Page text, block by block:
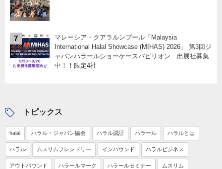
7
マレーシア・クアラルンプール「Malaysia
International Halal Showcase (MIHAS) 2026」 第3回ジ
ャパンハラールショーケースパビリオン 出展社募集
中！！限定4社
トピックス
halal ハラル・ジャパン協会 ハラル認証 ハラール ハラルとは
ハラル ムスリムフレンドリー インバウンド ハラルビジネス
アウトバウンド ハラールマーク ハラールセミナー ムスリム